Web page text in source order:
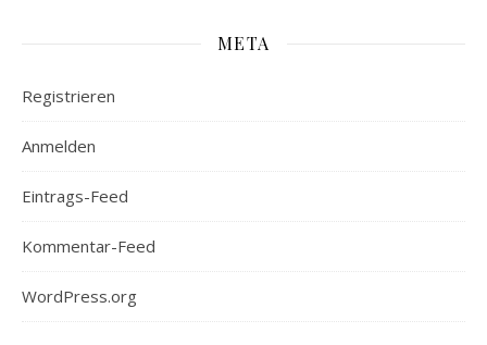
META
Registrieren
Anmelden
Eintrags-Feed
Kommentar-Feed
WordPress.org